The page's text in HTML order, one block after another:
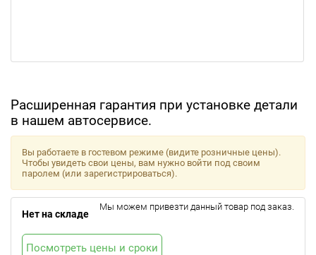
Расширенная гарантия при установке детали
в нашем автосервисе.
Вы работаете в гостевом режиме (видите розничные цены).
Чтобы увидеть свои цены, вам нужно войти под своим
паролем (или зарегистрироваться).
Нет на складе
Мы можем привезти данный товар под заказ.
Посмотреть цены и сроки